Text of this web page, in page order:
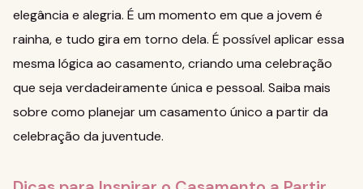
elegância e alegria. É um momento em que a jovem é
rainha, e tudo gira em torno dela. É possível aplicar essa
mesma lógica ao casamento, criando uma celebração
que seja verdadeiramente única e pessoal. Saiba mais
sobre como planejar um casamento único a partir da
celebração da juventude.